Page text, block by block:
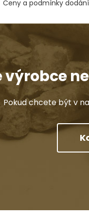
Ceny a podmínky
výrobce
Pokud chcete být v